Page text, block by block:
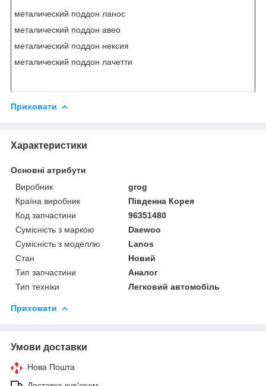
металический поддон ланос
металический поддон авео
металический поддон нексия
металический поддон лачетти
Приховати
Характеристики
Основні атрибути
Виробник
grog
Країна виробник
Південна Корея
Код запчастини
96351480
Сумісність з маркою
Daewoo
Сумісність з моделлю
Lanos
Стан
Новий
Тип запчастини
Аналог
Тип техніки
Легковий автомобіль
Приховати
Умови доставки
Нова Пошта